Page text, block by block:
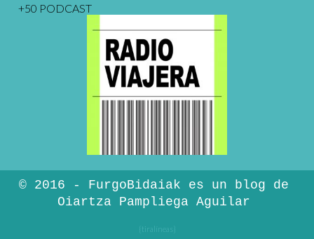
+50 PODCAST
© 2016 - FurgoBidaiak es un blog de
Oiartza Pampliega Aguilar
{tiralíneas}